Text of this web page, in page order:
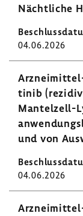
Nächt­liche
04.06.2026
tinib
Mantelzell-​
und von
04.06.2026